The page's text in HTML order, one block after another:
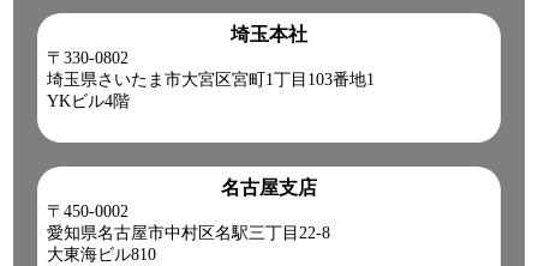
埼玉本社
〒330-0802
埼玉県さいたま市大宮区宮町1丁目103番地1
YKビル4階
名古屋支店
〒450-0002
愛知県名古屋市中村区名駅三丁目22-8
大東海ビル810